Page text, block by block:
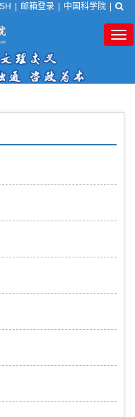
邮箱登录 中国科学院